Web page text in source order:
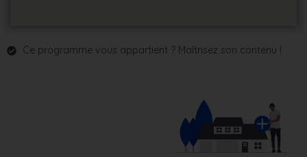
Ce programme vous appartient ? Maîtrisez son contenu !